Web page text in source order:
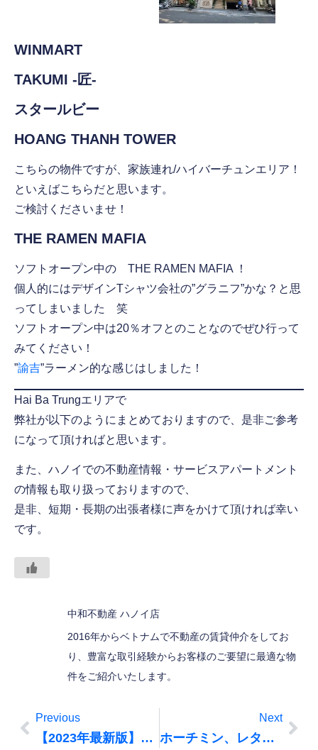
WINMART
TAKUMI -匠-
スタールビー
HOANG THANH TOWER
こちらの物件ですが、家族連れ/ハイバーチュンエリア！
といえばこちらだと思います。
ご検討くださいませ！
THE RAMEN MAFIA
ソフトオープン中の THE RAMEN MAFIA ！
個人的にはデザインTシャツ会社の”グラニフ”かな？と思
ってしまいました 笑
ソフトオープン中は20％オフとのことなのでぜひ行って
みてください！
”諭吉”ラーメン的な感じはしました！
Hai Ba Trungエリアで
弊社が以下のようにまとめておりますので、是非ご参考
になって頂ければと思います。
また、ハノイでの不動産情報・サービスアパートメント
の情報も取り扱っておりますので、
是非、短期・長期の出張者様に声をかけて頂ければ幸い
です。
中和不動産 ハノイ店
2016年からベトナムで不動産の賃貸仲介をしてお
り、豊富な取引経験からお客様のご要望に最適な物
件をご紹介いたします。
Previous
【2023年最新版】ホーチミンの日本人街”レタントン通り”は日本人が必ずいく場所！飲み屋も多い！
Next
ホーチミン、レタントン通り LIM TOWER近くのランチ場所にぴったり！ヘムの話